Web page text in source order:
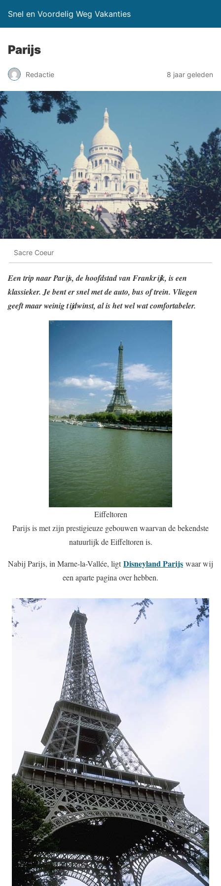
Snel en Voordelig Weg Vakanties
Parijs
Redactie 8 jaar geleden
Sacre Coeur
Een trip naar Parijs, de hoofdstad van Frankrijk, is een
klassieker. Je bent er snel met de auto, bus of trein. Vliegen
geeft maar weinig tijdwinst, al is het wel wat comfortabeler.
Eiffeltoren
Parijs is met zijn prestigieuze gebouwen waarvan de bekendste
natuurlijk de Eiffeltoren is.
Nabij Parijs, in Marne-la-Vallée, ligtDisneyland Parijs waar wij
een aparte pagina over hebben.